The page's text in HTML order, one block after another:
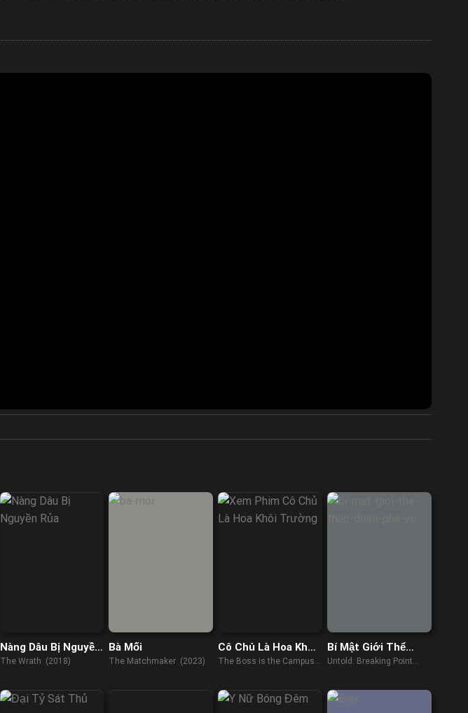
Nàng Dâu Bị Nguyền
Rủa
The Wrath (2018)
Bà Mối
The Matchmaker (2023)
Cô Chủ Là Hoa Khôi
Trường
The Boss is the Campus
Bí Mật Giới Thể
Thao: Điểm Phá Vỡ
Untold: Breaking Point